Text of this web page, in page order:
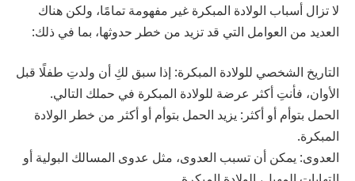
لا تزال أسباب الولادة المبكرة غير مفهومة تمامًا، ولكن هناك
العديد من العوامل التي قد تزيد من خطر حدوثها، بما في ذلك:
التاريخ الشخصي للولادة المبكرة: إذا سبق لكِ أن ولدتِ طفلًا قبل
الأوان، فأنتِ أكثر عرضة للولادة المبكرة في حملك التالي.
الحمل بتوأم أو أكثر: يزيد الحمل بتوأم أو أكثر من خطر الولادة
المبكرة.
العدوى: يمكن أن تسبب العدوى، مثل عدوى المسالك البولية أو